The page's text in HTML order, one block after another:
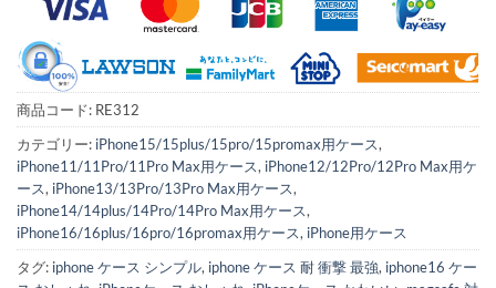
商品コード: RE312
カテゴリー: iPhone15/15plus/15pro/15promax用ケース,
iPhone11/11Pro/11Pro Max用ケース, iPhone12/12Pro/12Pro Max用ケ
ース, iPhone13/13Pro/13Pro Max用ケース,
iPhone14/14plus/14Pro/14Pro Max用ケース,
iPhone16/16plus/16pro/16promax用ケース, iPhone用ケース
タグ: iphone ケース シンプル, iphone ケース 耐 衝撃 最強, iphone16 ケー